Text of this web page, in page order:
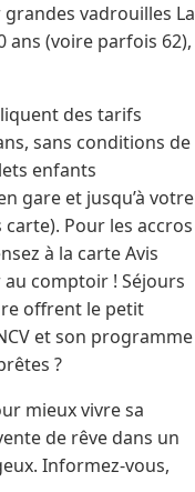
vadrouilles La
ans (voire parfois 62),
des tarifs
sans conditions de
enfants
gare et jusqu’à votre
Pour les accros
à la carte Avis
comptoir ! Séjours
offrent le petit
et son programme
?
mieux vivre sa
de rêve dans un
Informez-vous,